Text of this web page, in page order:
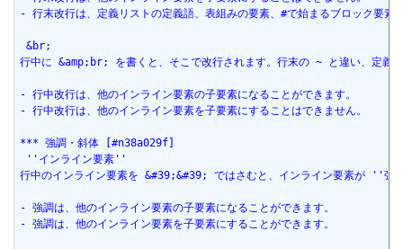
- 行末改行は、定義リストの定義語、表組みの要素、#で始まるブロック要素
&br;
行中に &amp;br; を書くと、そこで改行されます。行末の ~ と違い、定義
- 行中改行は、他のインライン要素の子要素になることができます。
- 行中改行は、他のインライン要素を子要素にすることはできません。
*** 強調・斜体 [#n38a029f]
''インライン要素''
行中のインライン要素を &#39;&#39; ではさむと、インライン要素が ''強
- 強調は、他のインライン要素の子要素になることができます。
- 強調は、他のインライン要素を子要素にすることができます。